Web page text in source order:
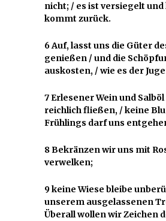
nicht; / es ist versiegelt
kommt zurück.
6 Auf, lasst uns die Güter
genießen / und die
auskosten, / wie es der
7 Erlesener Wein und
reichlich fließen, / keine
Frühlings darf uns
8 Bekränzen wir uns mit
verwelken;
9 keine Wiese bleibe
unserem ausgelassenen
Überall wollen wir Zeichen